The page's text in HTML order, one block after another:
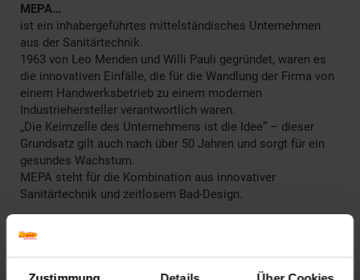
MEPA…
ist ein inhabergeführtes mittelständisches Unternehmen
aus der Sanitärtechnik.
1963 von Leo Menden und Willi Pauli gegründet, waren es
die innovativen Einfälle, die für die Wandlung der Firma von
einem Handwerksbetrieb zu einem modernen
Industriehersteller verantwortlich waren.
„Die Keimzelle des Unternehmens ist die Idee“ – dieser
Grundsatz gilt auch nach über 50 Jahren und sorgt für ein
gesundes Wachstum.
MEPA steht für die Kombination aus innovativer
Sanitärtechnik und zeitlosem Bad-Design.
EAN: 4027952023211
Artikel gehört zur Kategorie:Weiteres Bad-Zubehör